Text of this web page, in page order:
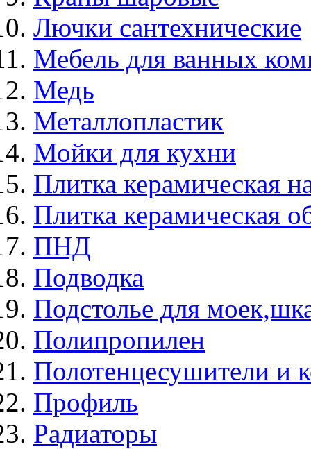
Лючки сантехнические
Мебель для ванных
Медь
Металлопластик
Мойки для кухни
Плитка керамическая
Плитка керамическая
ПНД
Подводка
Подстолье для
Полипропилен
Полотенцесушители и
Профиль
Радиаторы